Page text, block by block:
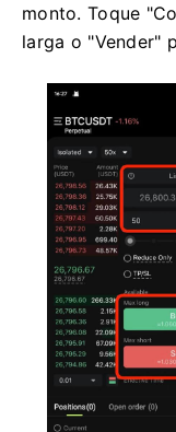
monto. Toque
larga o "Vender"